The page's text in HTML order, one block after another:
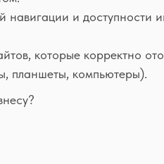
навигации и доступности
которые корректно
планшеты, компьютеры).